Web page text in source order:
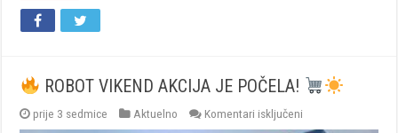
ROBOT VIKEND AKCIJA JE POČELA!
prije 3 sedmice Aktuelno Komentari isključeni